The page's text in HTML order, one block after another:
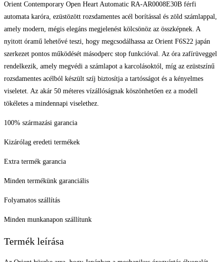
Orient Contemporary Open Heart Automatic RA-AR0008E30B férfi
automata karóra, ezüstözött rozsdamentes acél borítással és zöld számlappal,
amely modern, mégis elegáns megjelenést kölcsönöz az összképnek. A
nyitott óramű lehetővé teszi, hogy megcsodálhassa az Orient F6S22 japán
szerkezet pontos működését másodperc stop funkcióval. Az óra zafírüveggel
rendelkezik, amely megvédi a számlapot a karcolásoktól, míg az ezüstszínű
rozsdamentes acélból készült szíj biztosítja a tartósságot és a kényelmes
viseletet. Az akár 50 méteres vízállóságnak köszönhetően ez a modell
tökéletes a mindennapi viselethez.
100% származási garancia
Kizárólag eredeti termékek
Extra termék garancia
Minden termékünk garanciális
Folyamatos szállítás
Minden munkanapon szállítunk
Termék leírása